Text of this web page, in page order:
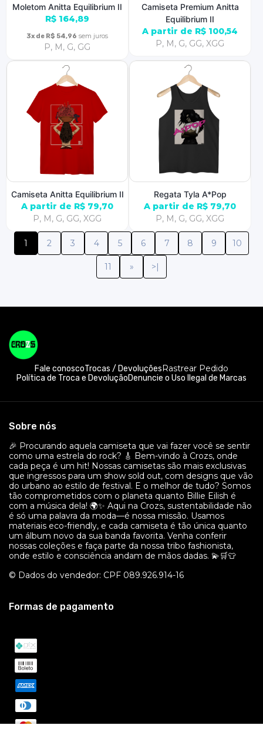
Moletom Anitta Equilibrium II
R$ 164,89
3x de R$ 54,96 sem juros
P, M, G, GG
Camiseta Premium Anitta
Equilibrium II
A partir de R$ 100,54
P, M, G, GG, XGG
Camiseta Anitta Equilibrium II
A partir de R$ 79,70
P, M, G, GG, XGG
Regata Tyla A*Pop
A partir de R$ 79,70
P, M, G, GG, XGG
1 2 3 4 5 6 7 8 9 10
11 » >|
Fale conoscoTrocas / DevoluçõesRastrear Pedido
Política de Troca e DevoluçãoDenuncie o Uso Ilegal de Marcas
Sobre nós
🎉 Procurando aquela camiseta que vai fazer você se sentir
como uma estrela do rock? 🎸 Bem-vindo à Crozs, onde
cada peça é um hit! Nossas camisetas são mais exclusivas
que ingressos para um show sold out, com designs que vão
do urbano ao estilo de festival. E o melhor de tudo? Somos
tão comprometidos com o planeta quanto Billie Eilish é
com a música dela! 🌍✨ Aqui na Crozs, sustentabilidade não
é só uma palavra da moda—é nossa missão. Usamos
materiais eco-friendly, e cada camiseta é tão única quanto
um álbum novo da sua banda favorita. Venha conferir
nossas coleções e faça parte da nossa tribo fashionista,
onde estilo e consciência andam de mãos dadas. 💫🛒👕
© Dados do vendedor: CPF 089.926.914-16
Formas de pagamento